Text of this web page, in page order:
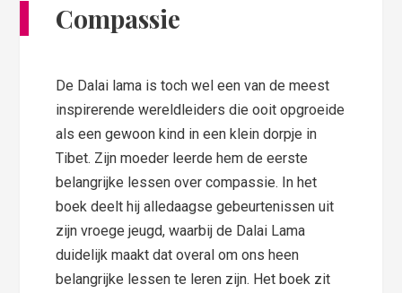
Compassie
De Dalai lama is toch wel een van de meest
inspirerende wereldleiders die ooit opgroeide
als een gewoon kind in een klein dorpje in
Tibet. Zijn moeder leerde hem de eerste
belangrijke lessen over compassie. In het
boek deelt hij alledaagse gebeurtenissen uit
zijn vroege jeugd, waarbij de Dalai Lama
duidelijk maakt dat overal om ons heen
belangrijke lessen te leren zijn. Het boek zit